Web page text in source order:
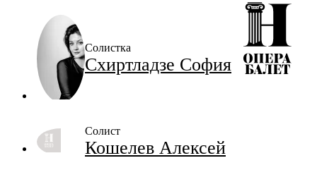
Солистка
Схиртладзе София
Солист
Кошелев Алексей